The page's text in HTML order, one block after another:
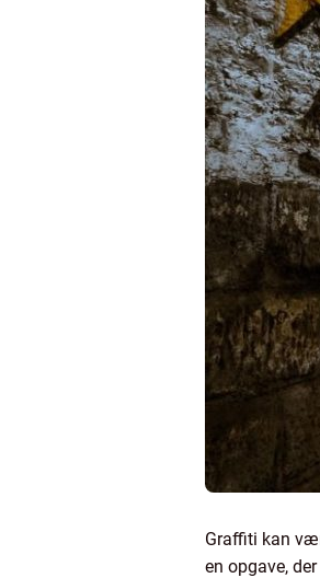
Graffiti kan
en opgave,